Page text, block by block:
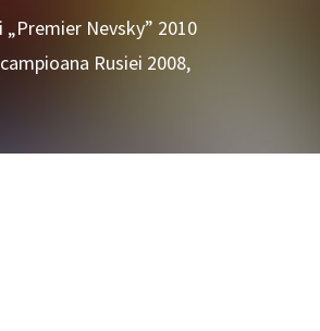
Nevsky” 2010
Rusiei 2008,